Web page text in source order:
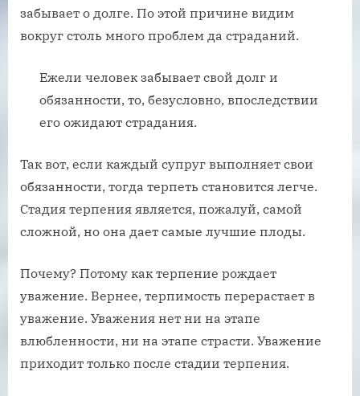
забывает о долге. По этой причине видим
вокруг столь много проблем да страданий.
Ежели человек забывает свой долг и
обязанности, то, безусловно, впоследствии
его ожидают страдания.
Так вот, если каждый супруг выполняет свои
обязанности, тогда терпеть становится легче.
Стадия терпения является, пожалуй, самой
сложной, но она дает самые лучшие плоды.
Почему? Потому как терпение рождает
уважение. Вернее, терпимость перерастает в
уважение. Уважения нет ни на этапе
влюбленности, ни на этапе страсти. Уважение
приходит только после стадии терпения.